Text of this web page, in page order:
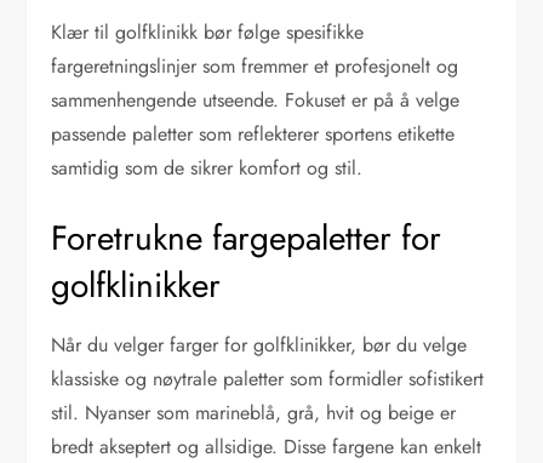
Klær til golfklinikk bør følge spesifikke
fargeretningslinjer som fremmer et profesjonelt og
sammenhengende utseende. Fokuset er på å velge
passende paletter som reflekterer sportens etikette
samtidig som de sikrer komfort og stil.
Foretrukne fargepaletter for
golfklinikker
Når du velger farger for golfklinikker, bør du velge
klassiske og nøytrale paletter som formidler sofistikert
stil. Nyanser som marineblå, grå, hvit og beige er
bredt akseptert og allsidige. Disse fargene kan enkelt